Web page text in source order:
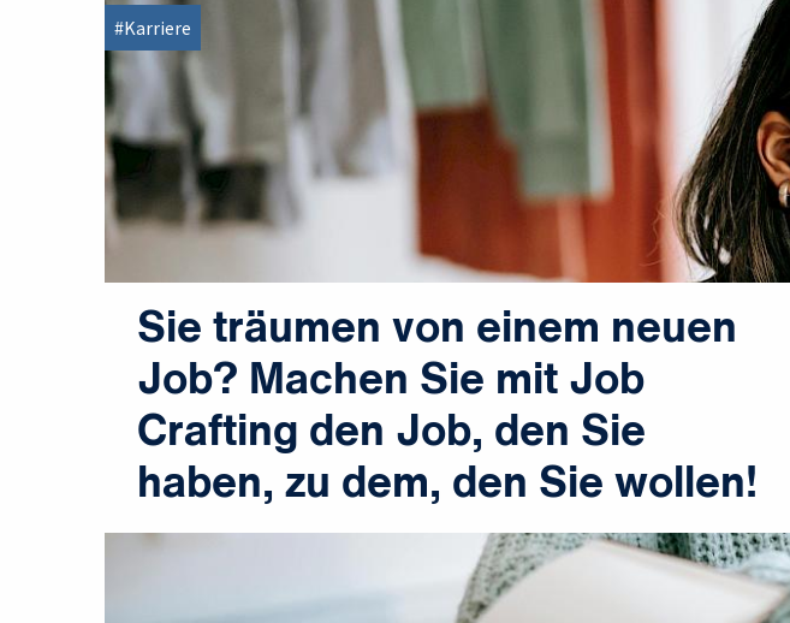
#Karriere
Sie träumen von einem neuen
Job? Machen Sie mit Job
Crafting den Job, den Sie
haben, zu dem, den Sie wollen!